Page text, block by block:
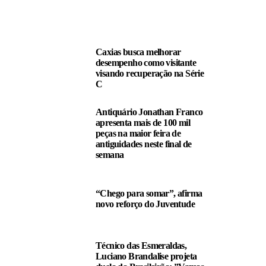
Caxias busca melhorar
desempenho como visitante
visando recuperação na Série
C
Antiquário Jonathan Franco
apresenta mais de 100 mil
peças na maior feira de
antiguidades neste final de
semana
“Chego para somar”, afirma
novo reforço do Juventude
Técnico das Esmeraldas,
Luciano Brandalise projeta